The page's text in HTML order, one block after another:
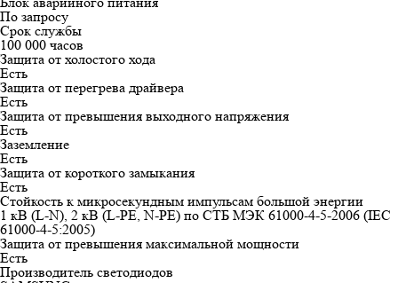
По запросу
Срок службы
100 000 часов
Защита от холостого хода
Есть
Защита от перегрева драйвера
Есть
Защита от превышения выходного напряжения
Есть
Заземление
Есть
Защита от короткого замыкания
Есть
Стойкость к микросекундным импульсам большой энергии
1 кВ (L-N), 2 кВ (L-PE, N-PE) по СТБ МЭК 61000-4-5-2006 (IEC
61000-4-5:2005)
Защита от превышения максимальной мощности
Есть
Производитель светодиодов